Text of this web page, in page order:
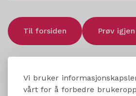
Vi bruker
vårt for å forbedre
Til forsiden Prøv igjen